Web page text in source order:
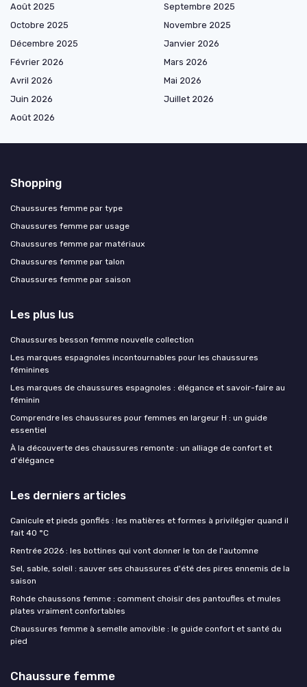
Août 2025
Septembre 2025
Octobre 2025
Novembre 2025
Décembre 2025
Janvier 2026
Février 2026
Mars 2026
Avril 2026
Mai 2026
Juin 2026
Juillet 2026
Août 2026
Shopping
Chaussures femme par type
Chaussures femme par usage
Chaussures femme par matériaux
Chaussures femme par talon
Chaussures femme par saison
Les plus lus
Chaussures besson femme nouvelle collection
Les marques espagnoles incontournables pour les chaussures
féminines
Les marques de chaussures espagnoles : élégance et savoir-faire au
féminin
Comprendre les chaussures pour femmes en largeur H : un guide
essentiel
À la découverte des chaussures remonte : un alliage de confort et
d'élégance
Les derniers articles
Canicule et pieds gonflés : les matières et formes à privilégier quand il
fait 40 °C
Rentrée 2026 : les bottines qui vont donner le ton de l'automne
Sel, sable, soleil : sauver ses chaussures d'été des pires ennemis de la
saison
Rohde chaussons femme : comment choisir des pantoufles et mules
plates vraiment confortables
Chaussures femme à semelle amovible : le guide confort et santé du
pied
Chaussure femme